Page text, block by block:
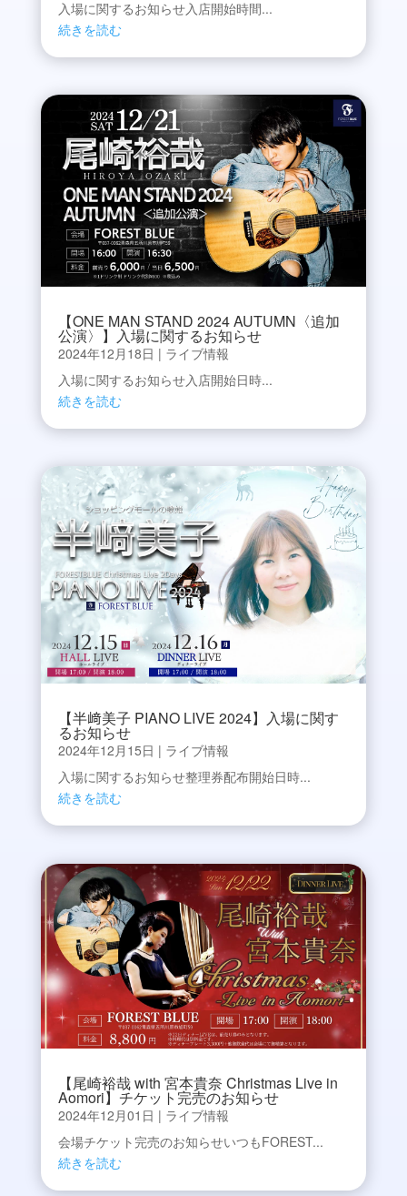
入場に関するお知らせ入店開始時間...
続きを読む
【ONE MAN STAND 2024 AUTUMN〈追加
公演〉】入場に関するお知らせ
2024年12月18日 | ライブ情報
入場に関するお知らせ入店開始日時...
続きを読む
【半﨑美子 PIANO LIVE 2024】入場に関す
るお知らせ
2024年12月15日 | ライブ情報
入場に関するお知らせ整理券配布開始日時...
続きを読む
【尾崎裕哉 with 宮本貴奈 Christmas Live in
Aomori】チケット完売のお知らせ
2024年12月01日 | ライブ情報
会場チケット完売のお知らせいつもFOREST...
続きを読む